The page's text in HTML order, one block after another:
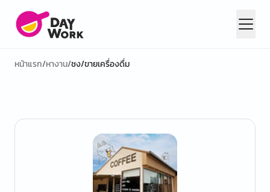
หน้าแรก/หางาน/ชง/ขายเครื่องดื่ม